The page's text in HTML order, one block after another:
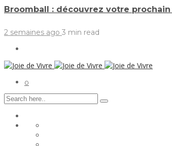
Broomball : découvrez votre
2 semaines ago 3 min read
0